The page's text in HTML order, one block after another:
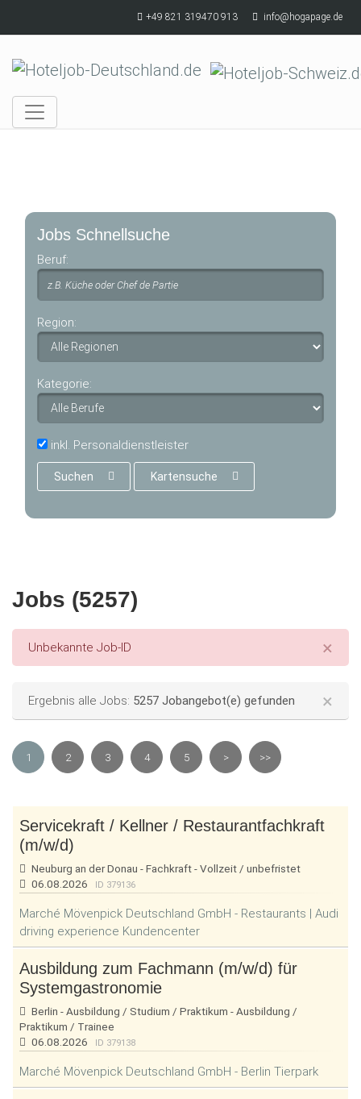
+49 821 319470 913 info@hogapage.de
Jobs Schnellsuche
Beruf:
Region:
Kategorie:
inkl. Personaldienstleister
Suchen Kartensuche
Jobs (5257)
×
Error message
Unbekannte Job-ID
×
Status message
Ergebnis alle Jobs: 5257 Jobangebot(e) gefunden
1 2 3 4 5 > >>
Servicekraft / Kellner / Restaurantfachkraft
(m/w/d)
Neuburg an der Donau - Fachkraft - Vollzeit / unbefristet
06.08.2026
ID 379136
Marché Mövenpick Deutschland GmbH - Restaurants | Audi
driving experience Kundencenter
Ausbildung zum Fachmann (m/w/d) für
Systemgastronomie
Berlin - Ausbildung / Studium / Praktikum - Ausbildung /
Praktikum / Trainee
06.08.2026
ID 379138
Marché Mövenpick Deutschland GmbH - Berlin Tierpark